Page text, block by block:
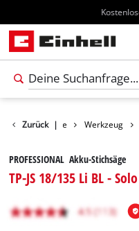
Zurück |
Produkte Werkzeug
PROFESSIONAL Akku-Stichsäge
TP-JS 18/135 Li BL - Solo